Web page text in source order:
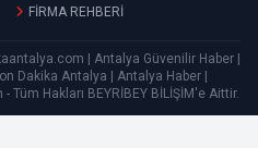
FİRMA REHBERİ
| Antalya Güvenilir Haber |
Dakika Antalya | Antalya Haber |
Tüm Hakları BEYRİBEY BİLİŞİM'e Aittir.